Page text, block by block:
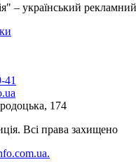
– український рекламний
41
174
Всі права захищено
.